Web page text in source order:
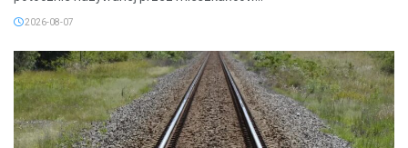
2026-08-07